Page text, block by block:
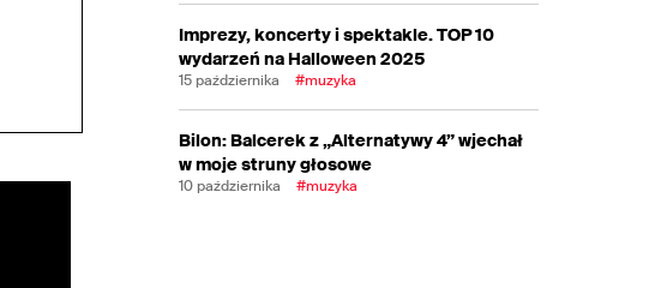
Imprezy, koncerty i spektakle. TOP 10
wydarzeń na Halloween 2025
15 października #muzyka
Bilon: Balcerek z „Alternatywy 4” wjechał
w moje struny głosowe
10 października #muzyka